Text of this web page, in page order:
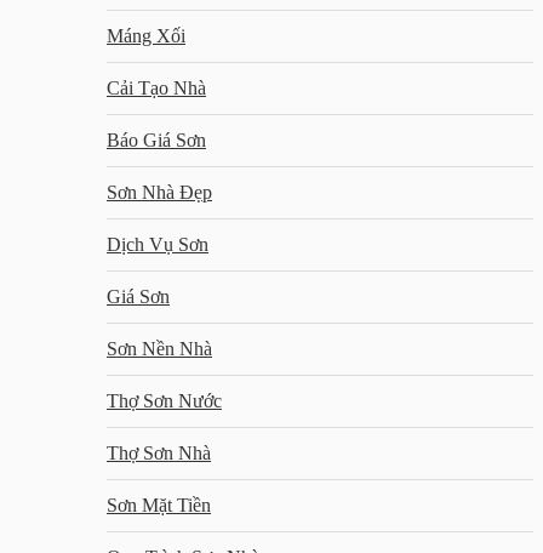
Máng Xối
Cải Tạo Nhà
Báo Giá Sơn
Sơn Nhà Đẹp
Dịch Vụ Sơn
Giá Sơn
Sơn Nền Nhà
Thợ Sơn Nước
Thợ Sơn Nhà
Sơn Mặt Tiền